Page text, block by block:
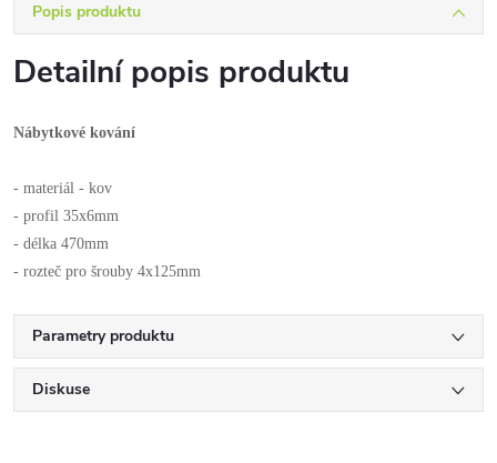
Popis produktu
Detailní popis produktu
Nábytkové kování
- materiál - kov
- profil 35x6mm
- délka 470mm
- rozteč pro šrouby 4x125mm
Parametry produktu
Diskuse